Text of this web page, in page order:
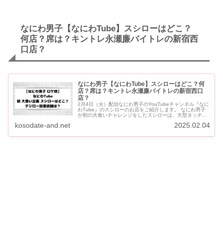
なにわ男子【なにわTube】スシローはどこ？
何店？席は？キントレ永瀬廉バイトレの新宿西
口店？
なにわ男子【なにわTube】スシローはどこ？何
店？席は？キントレ永瀬廉バイトレの新宿西口
店？
2月4日（火）配信なにわ男子のYouTubeチャンネル『なに
わTube』のスシローのお店をご紹介します。 なにわ男子
が初の大食いチャレンジをしたスシローは、大型タッチデ
kosodate-and.net 2025.02.04